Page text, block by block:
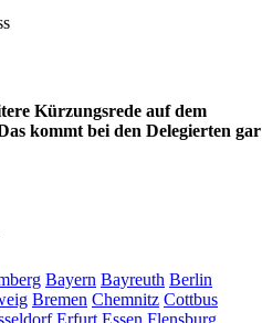
Kürzungsrede auf dem
kommt bei den Delegierten gar
Bayern Bayreuth Berlin
Bremen Chemnitz Cottbus
Erfurt Essen Flensburg